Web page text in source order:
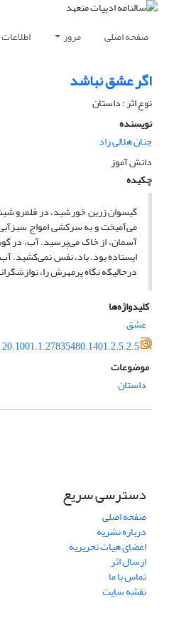
صفحه اصلی مرور
اگر عشق نباشد
نوع اثر : داستان
نویسنده
جنان هلالی راد
دانش آموز
چکیده
گیسوان زرین خورشید، در قلمرو
می‌آمیخت و به سرکشی امواج
آسمان، از خاک می‌پرسید. آب، در
ایستاده بود. باد، نفس نمی‌کشید.
در­حالی­که نگاه پرمهرش را،
کلیدواژه‌ها
عشق
20.1001.1.27835480.1401.2.5.2.5
موضوعات
داستان
دسترسی سریع
صفحه اصلی
درباره نشریه
اعضای هیات تحریریه
ارسال اثر
تماس با ما
نقشه سایت